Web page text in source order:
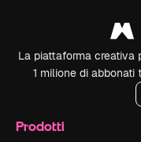
La piattaforma creativa
1 milione di abbonati
Prodotti